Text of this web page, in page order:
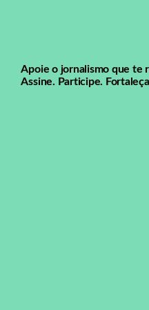
Apoie o jornalismo que te
Assine. Participe.